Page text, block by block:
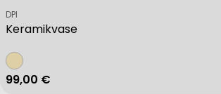
Keramikvase
Verkäufer:
DPI
Regulärer Preis
99,00 €